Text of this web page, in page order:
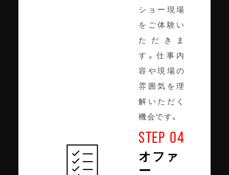
ショー現場
をご体験い
ただきま
す。仕事内
容や現場の
雰囲気を理
解いただく
機会です。
STEP 04
オファ
ー